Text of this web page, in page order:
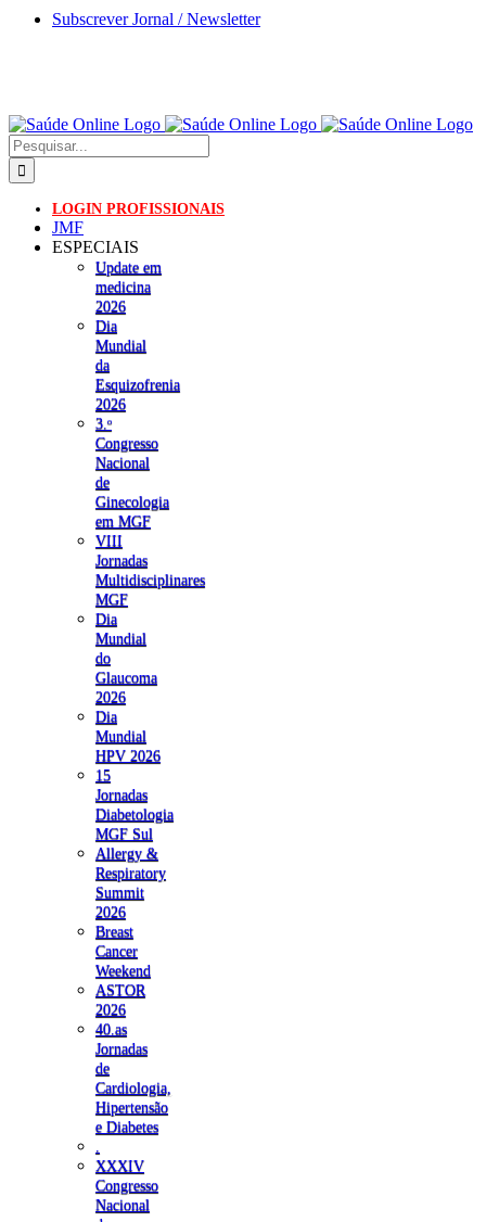
Skip
Subscrever Jornal / Newsletter
Pesquisar
LOGIN PROFISSIONAIS
JMF
ESPECIAIS
Update em
medicina
2026
Dia
Mundial
da
Esquizofrenia
2026
3.ᵒ
Congresso
Nacional
de
Ginecologia
em MGF
VIII
Jornadas
Multidisciplinares
MGF
Dia
Mundial
do
Glaucoma
2026
Dia
Mundial
HPV 2026
15
Jornadas
Diabetologia
MGF Sul
Allergy &
Respiratory
Summit
2026
Breast
Cancer
Weekend
ASTOR
2026
40.as
Jornadas
de
Cardiologia,
Hipertensão
e Diabetes
XXXIV
Congresso
Nacional